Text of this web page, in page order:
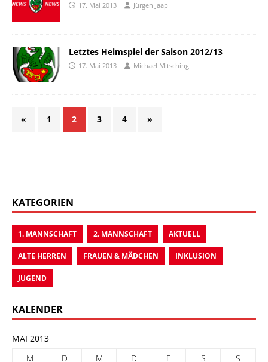
17. Mai 2013 Jürgen Jaap
Letztes Heimspiel der Saison 2012/13
17. Mai 2013 Michael Mitsching
« 1 2 3 4 »
KATEGORIEN
1. MANNSCHAFT 2. MANNSCHAFT AKTUELL
ALTE HERREN FRAUEN & MÄDCHEN INKLUSION
JUGEND
KALENDER
MAI 2013
M
D M D F S S